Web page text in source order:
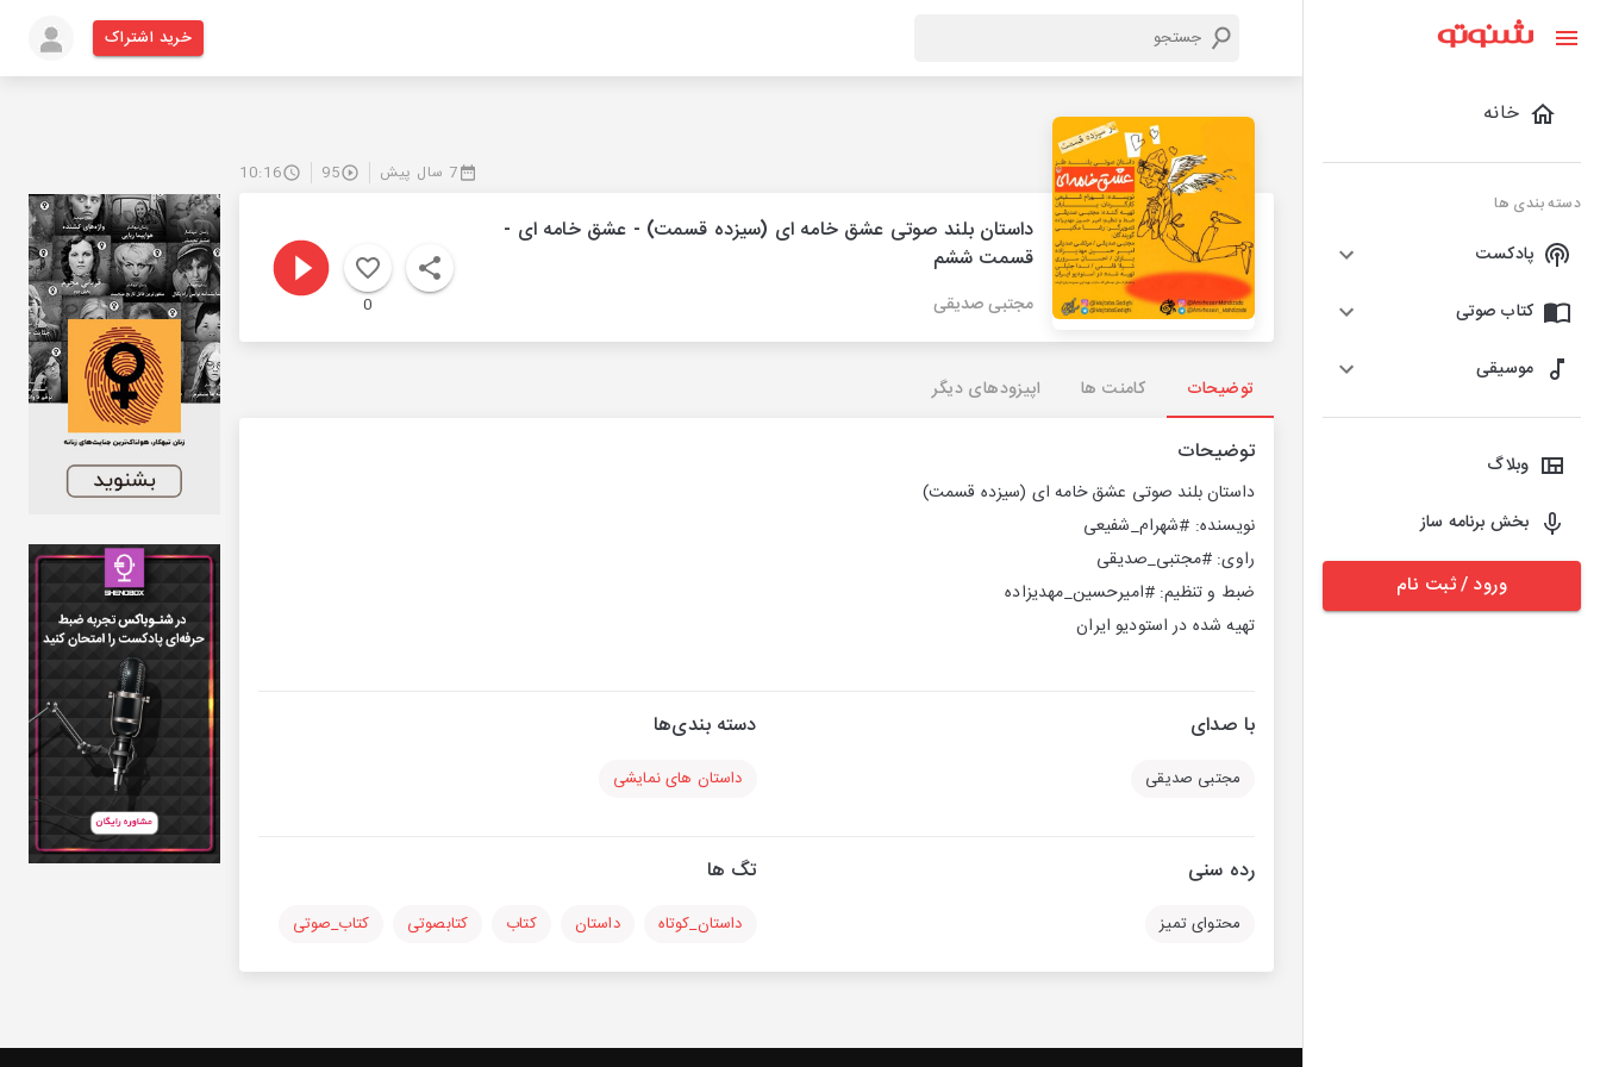
خانه
دسته بندی ها
پادکست
کتاب صوتی
موسیقی
وبلاگ
بخش برنامه ساز
ورود / ثبت نام
خرید اشتراک
7 سال پیش 95
10:16
داستان بلند صوتی عشق خامه ای (سیزده قسمت) - عشق خامه ای -
قسمت ششم
مجتبی صدیقی 0
توضیحات کامنت ها اپیزودهای دیگر
توضیحات
داستان بلند صوتی عشق خامه ای (سیزده قسمت)
نویسنده: #شهرام_شفیعی
راوی: #مجتبی_صدیقی
ضبط و تنظیم: #امیرحسین_مهدیزاده
تهیه شده در استودیو ایران
با صدای
مجتبی صدیقی
دسته بندی‌ها
داستان های نمایشی
رده سنی
محتوای تمیز
تگ ها
داستان_کوتاه داستان کتاب کتابصوتی کتاب_صوتی